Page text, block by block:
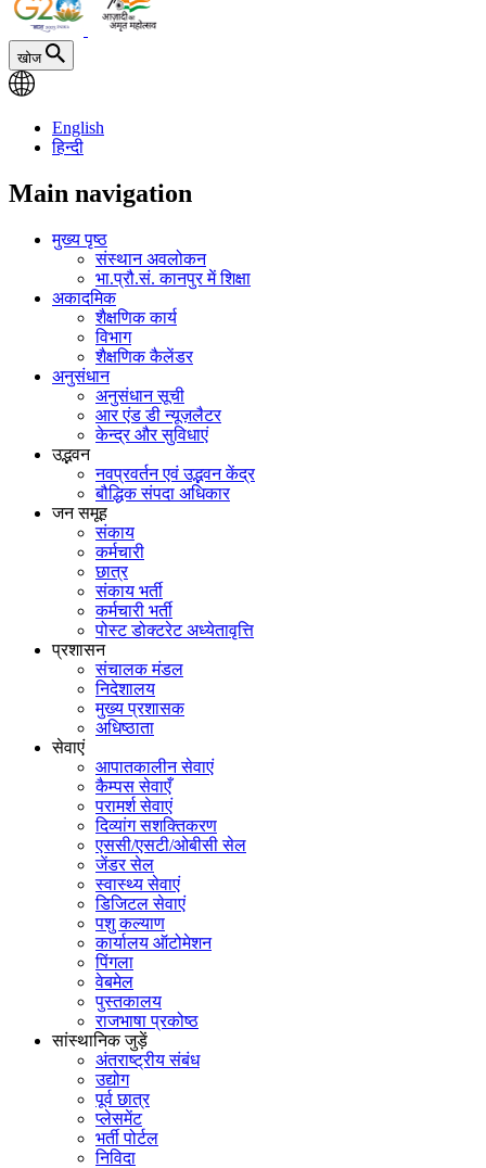
खोज
English
हिन्दी
Main navigation
मुख्य पृष्ठ
संस्थान अवलोकन
भा.प्रौ.सं. कानपुर में शिक्षा
अकादमिक
शैक्षणिक कार्य
विभाग
शैक्षणिक कैलेंडर
अनुसंधान
अनुसंधान सूची
आर एंड डी न्यूज़लैटर
केन्द्र और सुविधाएं
उद्भवन
नवप्रवर्तन एवं उद्भवन केंद्र
बौद्धिक संपदा अधिकार
जन समूह
संकाय
कर्मचारी
छात्र
संकाय भर्ती
कर्मचारी भर्ती
पोस्‍ट डोक्‍टरेट अध्‍येतावृत्ति
प्रशासन
संचालक मंडल
निदेशालय
मुख्य प्रशासक
अधिष्ठाता
सेवाएं
आपातकालीन सेवाएं
कैम्पस सेवाएँ
परामर्श सेवाएं
दिव्यांग सशक्तिकरण
एससी/एसटी/ओबीसी सेल
जेंडर सेल
स्वास्थ्य सेवाएं
डिजिटल सेवाएं
पशु कल्याण
कार्यालय ऑटोमेशन
पिंगला
वेबमेल
पुस्तकालय
राजभाषा प्रकोष्ठ
सांस्थानिक जुड़ें
अंतराष्ट्रीय संबंध
उद्योग
पूर्व छात्र
प्लेसमेंट
भर्ती पोर्टल
निविदा